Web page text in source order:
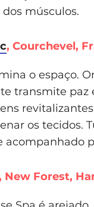
músculos.
, Courchevel,
o espaço.
transmite paz
os tecidos.
acompanhado
New Forest,